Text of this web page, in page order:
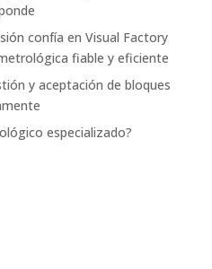
confía en Visual Factory
fiable y eficiente
y aceptación de bloques
especializado?